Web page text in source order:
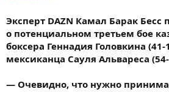
Эксперт DAZN Камал Барак
о потенциальном третьем бое
боксера Геннадия Головкина
мексиканца Сауля Альвареса
— Очевидно, что нужно